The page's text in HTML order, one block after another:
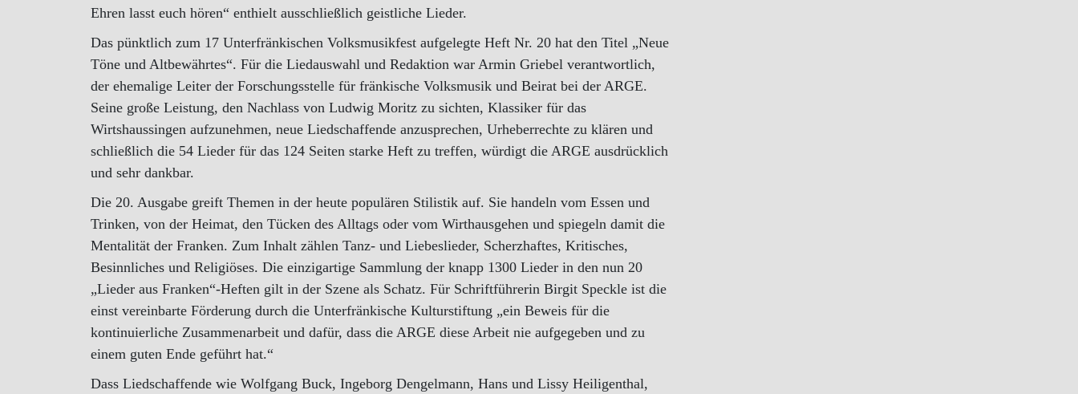
Ehren lasst euch hören“ enthielt ausschließlich geistliche Lieder.
Das pünktlich zum 17 Unterfränkischen Volksmusikfest aufgelegte Heft Nr. 20 hat den Titel „Neue
Töne und Altbewährtes“. Für die Liedauswahl und Redaktion war Armin Griebel verantwortlich,
der ehemalige Leiter der Forschungsstelle für fränkische Volksmusik und Beirat bei der ARGE.
Seine große Leistung, den Nachlass von Ludwig Moritz zu sichten, Klassiker für das
Wirtshaussingen aufzunehmen, neue Liedschaffende anzusprechen, Urheberrechte zu klären und
schließlich die 54 Lieder für das 124 Seiten starke Heft zu treffen, würdigt die ARGE ausdrücklich
und sehr dankbar.
Die 20. Ausgabe greift Themen in der heute populären Stilistik auf. Sie handeln vom Essen und
Trinken, von der Heimat, den Tücken des Alltags oder vom Wirthausgehen und spiegeln damit die
Mentalität der Franken. Zum Inhalt zählen Tanz- und Liebeslieder, Scherzhaftes, Kritisches,
Besinnliches und Religiöses. Die einzigartige Sammlung der knapp 1300 Lieder in den nun 20
„Lieder aus Franken“-Heften gilt in der Szene als Schatz. Für Schriftführerin Birgit Speckle ist die
einst vereinbarte Förderung durch die Unterfränkische Kulturstiftung „ein Beweis für die
kontinuierliche Zusammenarbeit und dafür, dass die ARGE diese Arbeit nie aufgegeben und zu
einem guten Ende geführt hat.“
Dass Liedschaffende wie Wolfgang Buck, Ingeborg Dengelmann, Hans und Lissy Heiligenthal,